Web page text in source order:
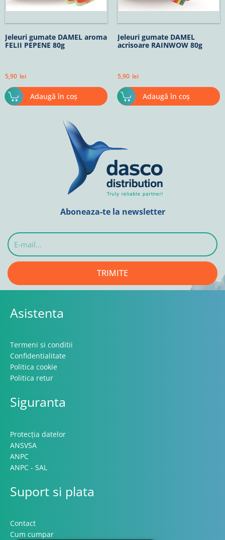
Jeleuri gumate DAMEL aroma
FELII PEPENE 80g
5,90 lei
Adaugă în coș
Jeleuri gumate DAMEL
acrisoare RAINWOW 80g
5,90 lei
Adaugă în coș
Aboneaza-te la newsletter
E-
mail...
TRIMITE
Asistenta
Termeni si conditii
Confidentialitate
Politica cookie
Politica retur
Siguranta
Protecția datelor
ANSVSA
ANPC
ANPC - SAL
Suport si plata
Contact
Cum cumpar